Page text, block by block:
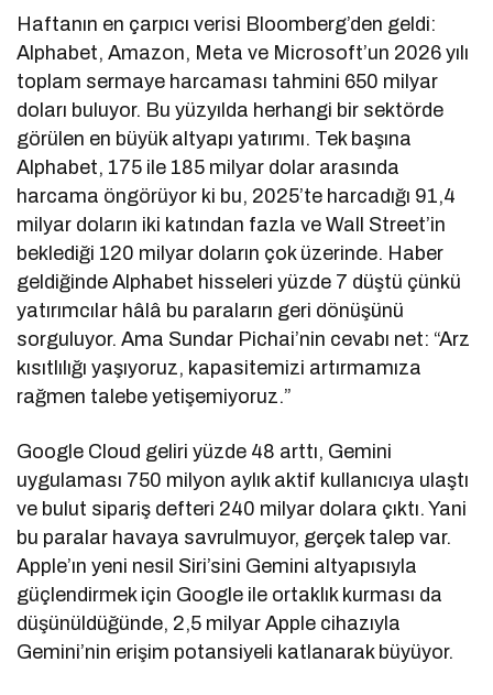
Haftanın en çarpıcı verisi Bloomberg’den geldi:
Alphabet, Amazon, Meta ve Microsoft’un 2026 yılı
toplam sermaye harcaması tahmini 650 milyar
doları buluyor. Bu yüzyılda herhangi bir sektörde
görülen en büyük altyapı yatırımı. Tek başına
Alphabet, 175 ile 185 milyar dolar arasında
harcama öngörüyor ki bu, 2025’te harcadığı 91,4
milyar doların iki katından fazla ve Wall Street’in
beklediği 120 milyar doların çok üzerinde. Haber
geldiğinde Alphabet hisseleri yüzde 7 düştü çünkü
yatırımcılar hâlâ bu paraların geri dönüşünü
sorguluyor. Ama Sundar Pichai’nin cevabı net: “Arz
kısıtlılığı yaşıyoruz, kapasitemizi artırmamıza
rağmen talebe yetişemiyoruz.”
Google Cloud geliri yüzde 48 arttı, Gemini
uygulaması 750 milyon aylık aktif kullanıcıya ulaştı
ve bulut sipariş defteri 240 milyar dolara çıktı. Yani
bu paralar havaya savrulmuyor, gerçek talep var.
Apple’ın yeni nesil Siri’sini Gemini altyapısıyla
güçlendirmek için Google ile ortaklık kurması da
düşünüldüğünde, 2,5 milyar Apple cihazıyla
Gemini’nin erişim potansiyeli katlanarak büyüyor.